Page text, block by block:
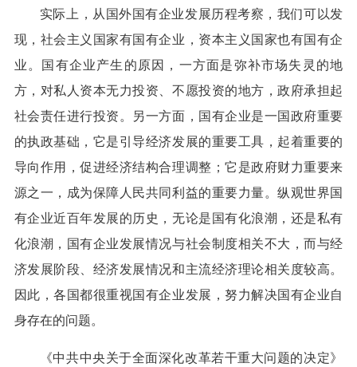
实际上，从国外国有企业发展历程考察，我们可以发
现，社会主义国家有国有企业，资本主义国家也有国有企
业。国有企业产生的原因，一方面是弥补市场失灵的地
方，对私人资本无力投资、不愿投资的地方，政府承担起
社会责任进行投资。另一方面，国有企业是一国政府重要
的执政基础，它是引导经济发展的重要工具，起着重要的
导向作用，促进经济结构合理调整；它是政府财力重要来
源之一，成为保障人民共同利益的重要力量。纵观世界国
有企业近百年发展的历史，无论是国有化浪潮，还是私有
化浪潮，国有企业发展情况与社会制度相关不大，而与经
济发展阶段、经济发展情况和主流经济理论相关度较高。
因此，各国都很重视国有企业发展，努力解决国有企业自
身存在的问题。
《中共中央关于全面深化改革若干重大问题的决定》